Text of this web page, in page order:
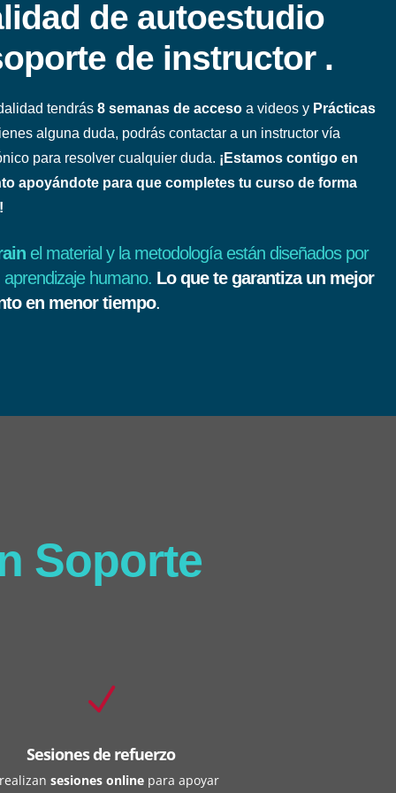
de autoestudio
de instructor .
tendrás 8 semanas de acceso a videos y Prácticas
alguna duda, podrás contactar a un instructor vía
para resolver cualquier duda. ¡Estamos contigo en
apoyándote para que completes tu curso de forma
el material y la metodología están diseñados por
humano. Lo que te garantiza un mejor
en menor tiempo.
Soporte
N
Sesiones de refuerzo
sesiones online para apoyar